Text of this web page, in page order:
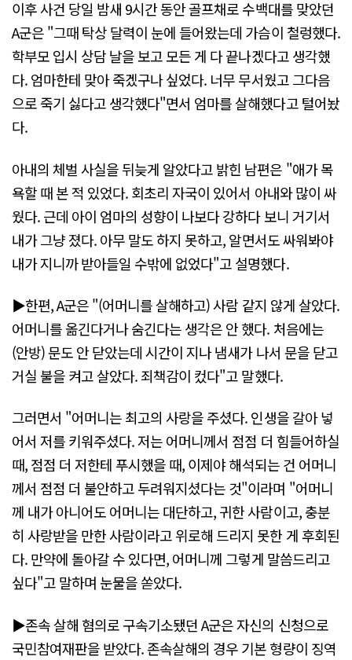
이후 사건 당일 밤새 9시간 동안 골프채로 수백대를 맞았던
A군은 "그때 탁상 달력이 눈에 들어왔는데 가슴이 철렁했다.
학부모 입시 상담 날을 보고 모든 게 다 끝나겠다고 생각했
다. 엄마한테 맞아 죽겠구나 싶었다. 너무 무서웠고 그다음
으로 죽기 싫다고 생각했다"면서 엄마를 살해했다고 털어놨
다.
아내의 체벌 사실을 뒤늦게 알았다고 밝힌 남편은 "애가 목
욕할 때 본 적 있었다. 회초리 자국이 있어서 아내와 많이 싸
웠다. 근데 아이 엄마의 성향이 나보다 강하다 보니 거기서
내가 그냥 졌다. 아무 말도 하지 못하고, 알면서도 싸워봐야
내가 지니까 받아들일 수밖에 없었다"고 설명했다.
▶한편, A군은 "(어머니를 살해하고) 사람 같지 않게 살았다.
어머니를 옮긴다거나 숨긴다는 생각은 안 했다. 처음에는
(안방) 문도 안 닫았는데 시간이 지나 냄새가 나서 문을 닫고
거실 불을 켜고 살았다. 죄책감이 컸다"고 말했다.
그러면서 "어머니는 최고의 사랑을 주셨다. 인생을 갈아 넣
어서 저를 키워주셨다. 저는 어머니께서 점점 더 힘들어하실
때, 점점 더 저한테 푸시했을 때, 이제야 해석되는 건 어머니
께서 점점 더 불안하고 두려워지셨다는 것"이라며 "어머니
께 내가 아니어도 어머니는 대단하고, 귀한 사람이고, 충분
히 사랑받을 만한 사람이라고 위로해 드리지 못한 게 후회된
다. 만약에 돌아갈 수 있다면, 어머니께 그렇게 말씀드리고
싶다"고 말하며 눈물을 쏟았다.
▶존속 살해 혐의로 구속기소됐던 A군은 자신의 신청으로
국민참여재판을 받았다. 존속살해의 경우 기본 형량이 징역